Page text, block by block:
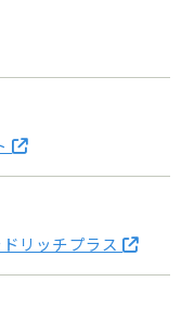
リッチプラス